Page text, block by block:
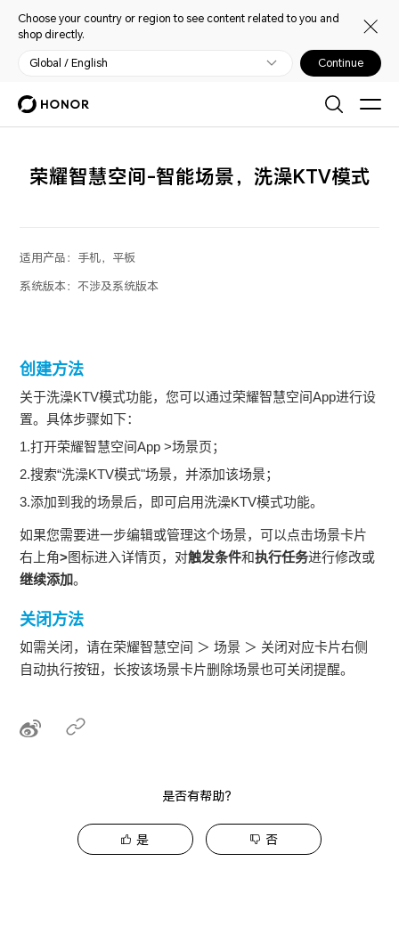
Choose your country or region to see content related to you and
shop directly.
Global / English Continue
荣耀智慧空间-智能场景，洗澡KTV模式
适用产品： 手机，平板
系统版本：不涉及系统版本
创建方法
关于洗澡KTV模式功能，您可以通过荣耀智慧空间App进行设
置。具体步骤如下：
1.打开荣耀智慧空间App >场景页；
2.搜索“洗澡KTV模式"场景，并添加该场景；
3.添加到我的场景后，即可启用洗澡KTV模式功能。
如果您需要进一步编辑或管理这个场景，可以点击场景卡片
右上角>图标进入详情页，对触发条件和执行任务进行修改或
继续添加。
关闭方法
如需关闭，请在荣耀智慧空间 ＞ 场景 ＞ 关闭对应卡片右侧
自动执行按钮，长按该场景卡片删除场景也可关闭提醒。
是否有帮助？
是 否